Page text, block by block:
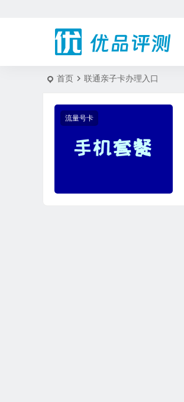
首页 联通亲子卡办理入口
流量号卡